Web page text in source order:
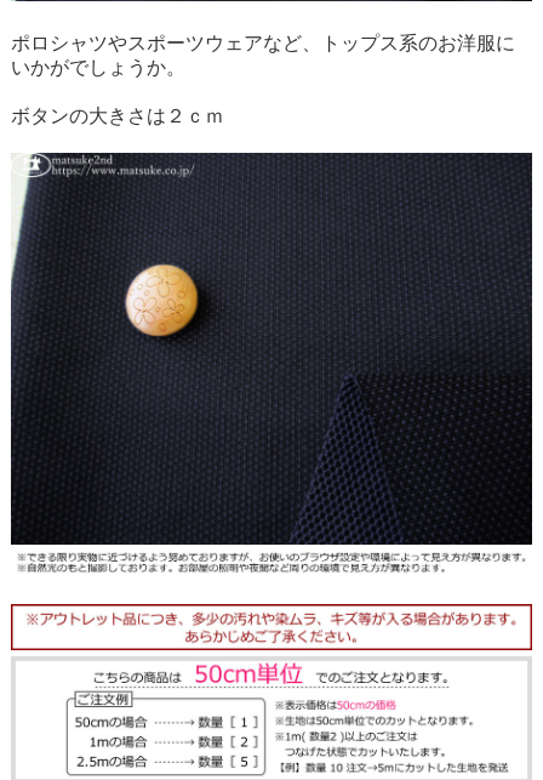
ポロシャツやスポーツウェアなど、トップス系のお洋服に
いかがでしょうか。
ボタンの大きさは２ｃｍ